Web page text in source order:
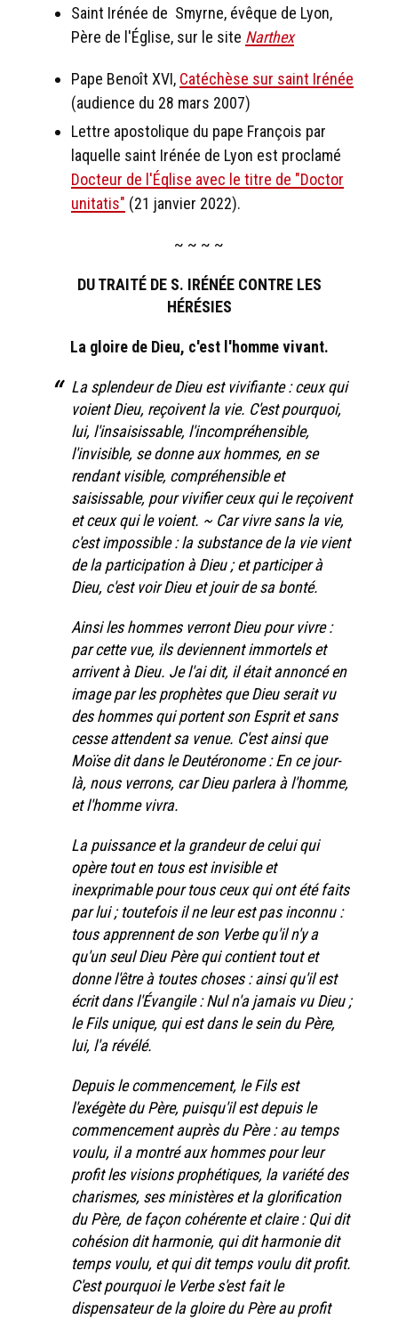
Saint Irénée de Smyrne, évêque de Lyon,
Père de l'Église, sur le site Narthex
Pape Benoît XVI, Catéchèse sur saint Irénée
(audience du 28 mars 2007)
Lettre apostolique du pape François par
laquelle saint Irénée de Lyon est proclamé
Docteur de l'Église avec le titre de "Doctor
unitatis" (21 janvier 2022).
~ ~ ~ ~
DU TRAITÉ DE S. IRÉNÉE CONTRE LES
HÉRÉSIES
La gloire de Dieu, c'est l'homme vivant.
La splendeur de Dieu est vivifiante : ceux qui
voient Dieu, reçoivent la vie. C'est pourquoi,
lui, l'insaisissable, l'incompréhensible,
l'invisible, se donne aux hommes, en se
rendant visible, compréhensible et
saisissable, pour vivifier ceux qui le reçoivent
et ceux qui le voient. ~ Car vivre sans la vie,
c'est impossible : la substance de la vie vient
de la participation à Dieu ; et participer à
Dieu, c'est voir Dieu et jouir de sa bonté.
Ainsi les hommes verront Dieu pour vivre :
par cette vue, ils deviennent immortels et
arrivent à Dieu. Je l'ai dit, il était annoncé en
image par les prophètes que Dieu serait vu
des hommes qui portent son Esprit et sans
cesse attendent sa venue. C'est ainsi que
Moïse dit dans le Deutéronome : En ce jour-
là, nous verrons, car Dieu parlera à l'homme,
et l'homme vivra.
La puissance et la grandeur de celui qui
opère tout en tous est invisible et
inexprimable pour tous ceux qui ont été faits
par lui ; toutefois il ne leur est pas inconnu :
tous apprennent de son Verbe qu'il n'y a
qu'un seul Dieu Père qui contient tout et
donne l'être à toutes choses : ainsi qu'il est
écrit dans l'Évangile : Nul n'a jamais vu Dieu ;
le Fils unique, qui est dans le sein du Père,
lui, l'a révélé.
Depuis le commencement, le Fils est
l'exégète du Père, puisqu'il est depuis le
commencement auprès du Père : au temps
voulu, il a montré aux hommes pour leur
profit les visions prophétiques, la variété des
charismes, ses ministères et la glorification
du Père, de façon cohérente et claire : Qui dit
cohésion dit harmonie, qui dit harmonie dit
temps voulu, et qui dit temps voulu dit profit.
C'est pourquoi le Verbe s'est fait le
dispensateur de la gloire du Père au profit